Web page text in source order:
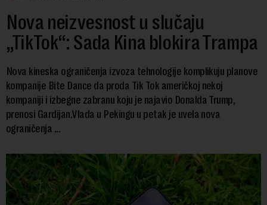
Nova neizvesnost u slučaju
„TikTok“: Sada Kina blokira Trampa
Nova kineska ograničenja izvoza tehnologije komplikuju planove
kompanije Bite Dance da proda Tik Tok američkoj nekoj
kompaniji i izbegne zabranu koju je najavio Donalda Trump,
prenosi Gardijan.Vlada u Pekingu u petak je uvela nova
ograničenja ...